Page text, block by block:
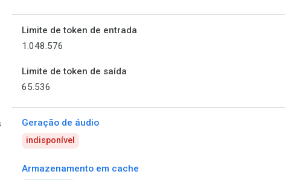
Limite de token de entrada
1.048.576
Limite de token de saída
65.536
Geração de áudio
indisponível
Armazenamento em cache